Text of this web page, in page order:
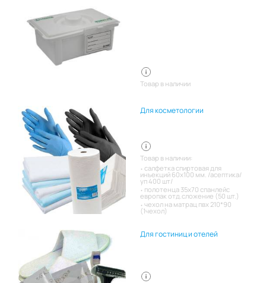
Товар в наличии
Для косметологии
Товар в наличии:
салфетка спиртовая для
инъекций 60х100 мм. /асептика/
уп 400 шт/
полотенца 35х70 спанлейс
европак отд.сложение (50 шт.)
чехол на матрац пвх 210*90
(1чехол)
Для гостиниц и отелей